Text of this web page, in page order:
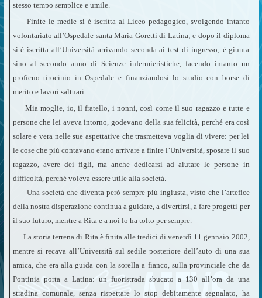
stesso tempo semplice e umile.
Finite le medie si è iscritta al Liceo pedagogico, svolgendo intanto
volontariato all’Ospedale santa Maria Goretti di Latina; e dopo il diploma
si è iscritta all’Università arrivando seconda ai test di ingresso; è giunta
sino al secondo anno di Scienze infermieristiche, facendo intanto un
proficuo tirocinio in Ospedale e finanziandosi lo studio con borse di
merito e lavori saltuari.
Mia moglie, io, il fratello, i nonni, così come il suo ragazzo e tutte e
persone che lei aveva intorno, godevano della sua felicità, perché era così
solare e vera nelle sue aspettative che trasmetteva voglia di vivere: per lei
le cose che più contavano erano arrivare a finire l’Università, sposare il suo
ragazzo, avere dei figli, ma anche dedicarsi ad aiutare le persone in
difficoltà, perché voleva essere utile alla società.
Una società che diventa però sempre più ingiusta, visto che l’artefice
della nostra disperazione continua a guidare, a divertirsi, a fare progetti per
il suo futuro, mentre a Rita e a noi lo ha tolto per sempre.
La storia terrena di Rita è finita alle tredici di venerdì 11 gennaio 2002,
mentre si recava all’Università sul sedile posteriore dell’auto di una sua
amica, che era alla guida con la sorella a fianco, sulla provinciale che da
Pontinia porta a Latina: un fuoristrada sbucato a 130 all’ora da una
stradina comunale, senza rispettare lo stop debitamente segnalato, ha